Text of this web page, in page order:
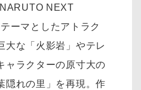
NEXT
ーマとしたアトラク
大な「火影岩」やテレ
ャラクターの原寸大の
隠れの里」を再現。作